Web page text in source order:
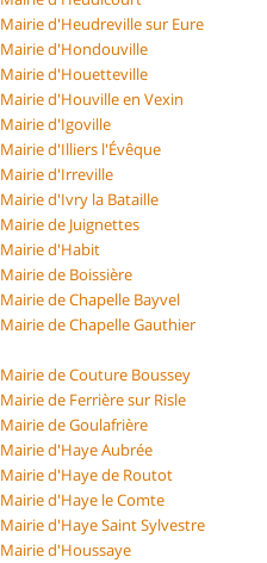
Mairie d'Heudreville sur Eure
Mairie d'Hondouville
Mairie d'Houetteville
Mairie d'Houville en Vexin
Mairie d'Igoville
Mairie d'Illiers l'Évêque
Mairie d'Irreville
Mairie d'Ivry la Bataille
Mairie de Juignettes
Mairie d'Habit
Mairie de Boissière
Mairie de Chapelle Bayvel
Mairie de Chapelle Gauthier
Mairie de Couture Boussey
Mairie de Ferrière sur Risle
Mairie de Goulafrière
Mairie d'Haye Aubrée
Mairie d'Haye de Routot
Mairie d'Haye le Comte
Mairie d'Haye Saint Sylvestre
Mairie d'Houssaye